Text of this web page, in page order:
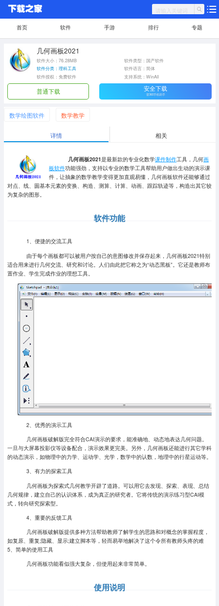
首页 软件 手游 排行 专题
几何画板2021
软件大小：76.28MB
软件类型：国产软件
软件分类：理科工具
软件语言：简体
软件授权：免费软件
支持系统：WinAll
普通下载 安全下载
需360手机助手
数学绘图软件 数学教学
详情 相关
几何画板2021是最新款的专业化数学课件制作工具，几何画
板软件功能强劲，支持以专业的数学工具帮助用户做出生动的演示课
件，让抽象的数学教学变得更加直观易懂，几何画板软件还能够通过
对点、线、圆基本元素的变换、构造、测算、计算、动画、跟踪轨迹等，构造出其它较
为复杂的图形。
软件功能
1、便捷的交流工具
由于每个画板都可以被用户按自己的意图修改并保存起来，几何画板2021特别
适合用来进行几何交流、研究和讨论。人们由此把它称之为“动态黑板”。它还是教师布
置作业、学生完成作业的理想工具。
2、优秀的演示工具
几何画板破解版完全符合CAI演示的要求，能准确地、动态地表达几何问题。
一旦与大屏幕投影仪等设备配合，演示效果更完美。另外，几何画板还能进行其它学科
的动态演示，如物理中的力学、运动学、光学，数学中的认数，地理中的行星运动等。
3、有力的探索工具
几何画板为探索式几何教学开辟了道路。可以用它去发现、探索、表现、总结
几何规律，建立自己的认识体系，成为真正的研究者。它将传统的演示练习型CAI模
式，转向研究探索型。
4、重要的反馈工具
几何画板破解版提供多种方法帮助教师了解学生的思路和对概念的掌握程度，
如复原、重复;隐藏、显示;建立脚本等，轻而易举地解决了这个令所有教师头疼的难
5、简单的使用工具
几何画板功能看似强大复杂，但使用起来非常简单。
使用说明